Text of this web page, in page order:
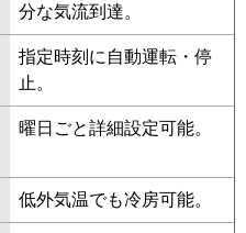
分な気流到達。
指定時刻に自動運転・停
止。
曜日ごと詳細設定可能。
低外気温でも冷房可能。